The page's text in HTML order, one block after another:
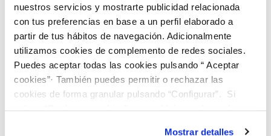
nuestros servicios y mostrarte publicidad relacionada
con tus preferencias en base a un perfil elaborado a
partir de tus hábitos de navegación. Adicionalmente
utilizamos cookies de complemento de redes sociales.
Puedes aceptar todas las cookies pulsando “ Aceptar
cookies”· También puedes permitir o rechazar las
cookies de forma granular pulsando “Configurar”. Si
Mostrar detalles
Garantir la igualtat i la
diversitat
Conscienciar la
ciutadania